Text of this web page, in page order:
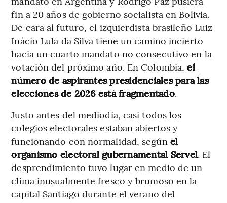
fin a 20 años de gobierno socialista en Bolivia.
De cara al futuro, el izquierdista brasileño Luiz
Inácio Lula da Silva tiene un camino incierto
hacia un cuarto mandato no consecutivo en la
votación del próximo año. En Colombia, el
número de aspirantes presidenciales para las
elecciones de 2026 está fragmentado.
Justo antes del mediodía, casi todos los
colegios electorales estaban abiertos y
funcionando con normalidad, según el
organismo electoral gubernamental Servel. El
desprendimiento tuvo lugar en medio de un
clima inusualmente fresco y brumoso en la
capital Santiago durante el verano del